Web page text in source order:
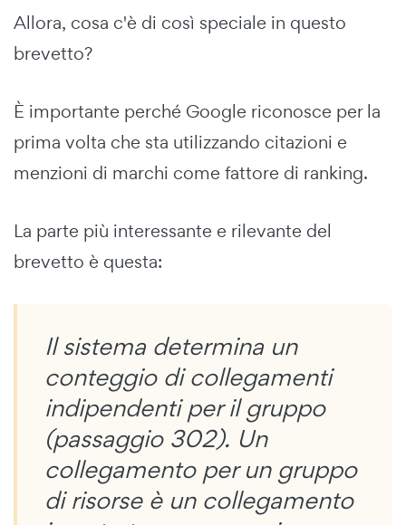
Allora, cosa c'è di così speciale in questo
brevetto?
È importante perché Google riconosce per la
prima volta che sta utilizzando citazioni e
menzioni di marchi come fattore di ranking.
La parte più interessante e rilevante del
brevetto è questa:
Il sistema determina un
conteggio di collegamenti
indipendenti per il gruppo
(passaggio 302). Un
collegamento per un gruppo
di risorse è un collegamento